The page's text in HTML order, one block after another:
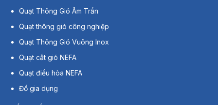
Quạt Thông Gió Âm Trần
Quạt thông gió công nghiệp
Quạt Thông Gió Vuông Inox
Quạt cắt gió NEFA
Quạt điều hòa NEFA
Đồ gia dụng